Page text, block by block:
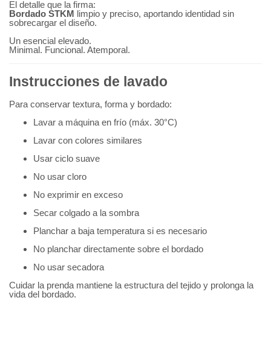
El detalle que la firma:
Bordado STKM limpio y preciso, aportando identidad sin
sobrecargar el diseño.
Un esencial elevado.
Minimal. Funcional. Atemporal.
Instrucciones de lavado
Para conservar textura, forma y bordado:
Lavar a máquina en frío (máx. 30°C)
Lavar con colores similares
Usar ciclo suave
No usar cloro
No exprimir en exceso
Secar colgado a la sombra
Planchar a baja temperatura si es necesario
No planchar directamente sobre el bordado
No usar secadora
Cuidar la prenda mantiene la estructura del tejido y prolonga la
vida del bordado.